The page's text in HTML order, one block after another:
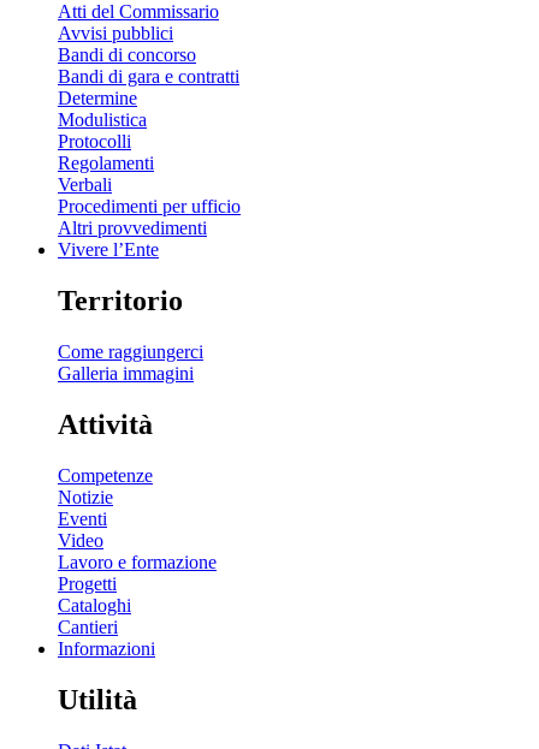
Atti del Commissario
Avvisi pubblici
Bandi di concorso
Bandi di gara e contratti
Determine
Modulistica
Protocolli
Regolamenti
Verbali
Procedimenti per ufficio
Altri provvedimenti
Vivere l’Ente
Territorio
Come raggiungerci
Galleria immagini
Attività
Competenze
Notizie
Eventi
Video
Lavoro e formazione
Progetti
Cataloghi
Cantieri
Informazioni
Utilità